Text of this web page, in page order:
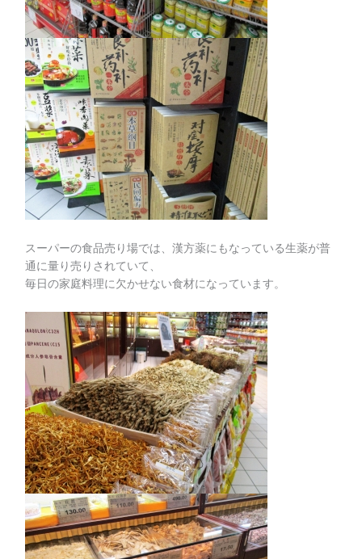
スーパーの食品売り場では、漢方薬にもなっている生薬が普
通に量り売りされていて、
毎日の家庭料理に欠かせない食材になっています。